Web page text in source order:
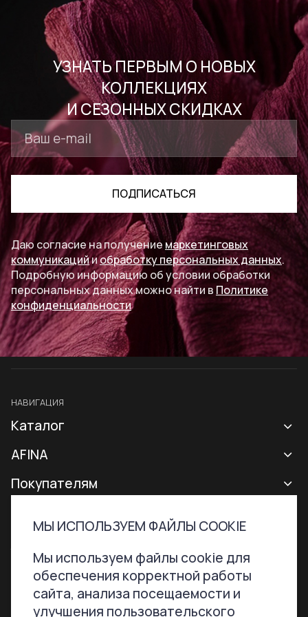
МЫ ИСПОЛЬЗУЕМ ФАЙЛЫ COOKIE
Мы используем файлы cookie для
обеспечения корректной работы
сайта, анализа посещаемости и
улучшения пользовательского
УЗНАТЬ ПЕРВЫМ О НОВЫХ
КОЛЛЕКЦИЯХ
И СЕЗОННЫХ СКИДКАХ
ПОДПИСАТЬСЯ
Даю согласие на получение маркетинговых
коммуникацийиобработку персональных данных.
Подробную информацию об условии обработки
персональных данных можно найти в Политике
конфиденциальности
НАВИГАЦИЯ
Каталог
Новая коллекция
Все сумки
Аксессуары
Сертификаты
AFINA
О бренде
Покупателям
Гарантии и возврат
Программа лояльности
Уход за сумками
Контактная информация
ТЕЛЕФОН
+7 800 707-76-51
ПОЧТА
hello@afinabags.ru